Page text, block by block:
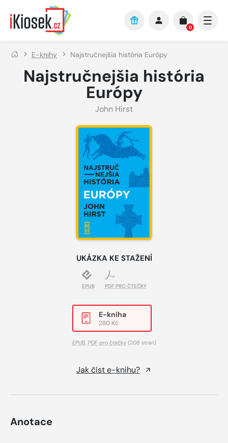
Přejít na hlavní obsah
0
E-knihy Najstručnejšia história Európy
Najstručnejšia história
Európy
John Hirst
UKÁZKA KE STAŽENÍ
EPUB PDF PRO ČTEČKY
E-kniha
280 Kč
EPUB, PDF pro čtečky(208 stran)
Jak číst e-knihu?
Anotace